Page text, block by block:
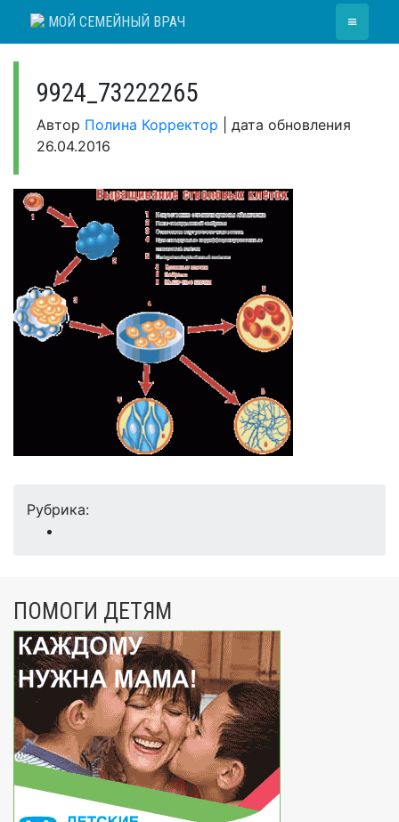
МОЙ СЕМЕЙНЫЙ ВРАЧ ≡
9924_73222265
Автор Полина Корректор
дата обновления
26.04.2016
Рубрика:
ПОМОГИ ДЕТЯМ